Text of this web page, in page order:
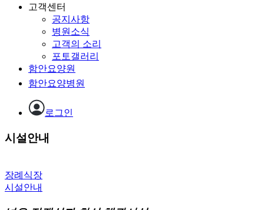
고객센터
공지사항
병원소식
고객의 소리
포토갤러리
함안요양원
함안요양병원
로그인
시설안내
장례식장
시설안내